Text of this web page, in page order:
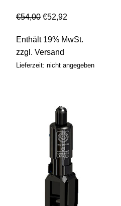
€54,00 €52,92
Enthält 19% MwSt.
zzgl. Versand
Lieferzeit: nicht angegeben